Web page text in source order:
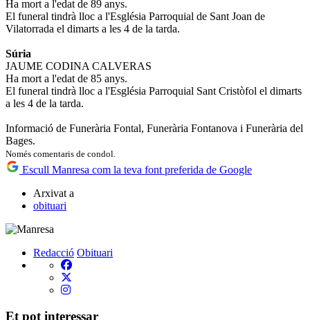
Ha mort a l'edat de 89 anys.
El funeral tindrà lloc a l'Església Parroquial de Sant Joan de
Vilatorrada el dimarts a les 4 de la tarda.
Súria
JAUME CODINA CALVERAS
Ha mort a l'edat de 85 anys.
El funeral tindrà lloc a l'Església Parroquial Sant Cristòfol el dimarts
a les 4 de la tarda.
Informació de Funerària Fontal, Funerària Fontanova i Funerària del
Bages.
Només comentaris de condol.
Escull Manresa com la teva font preferida de Google
Arxivat a
obituari
Redacció Obituari
Et pot interessar